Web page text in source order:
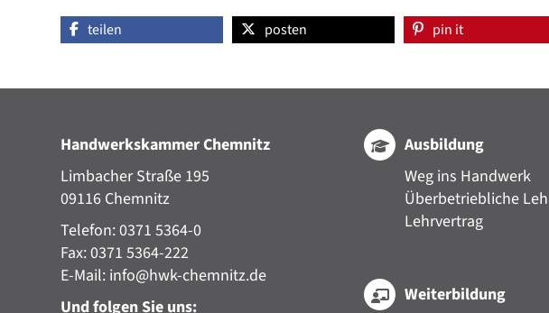
teilen posten pin it
Handwerkskammer Chemnitz
Limbacher Straße 195
09116 Chemnitz
Telefon: 0371 5364-0
Fax: 0371 5364-222
E-Mail: info@hwk-chemnitz.de
Und folgen Sie uns:
Ausbildung
Weg ins Handwerk
Überbetriebliche
Lehrvertrag
Weiterbildung